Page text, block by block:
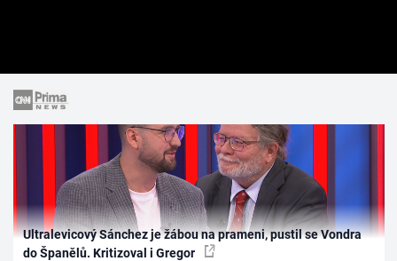
Ultralevicový Sánchez je žábou na prameni, pustil se Vondra
do Španělů. Kritizoval i Gregor